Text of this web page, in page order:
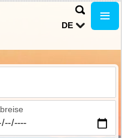
DE